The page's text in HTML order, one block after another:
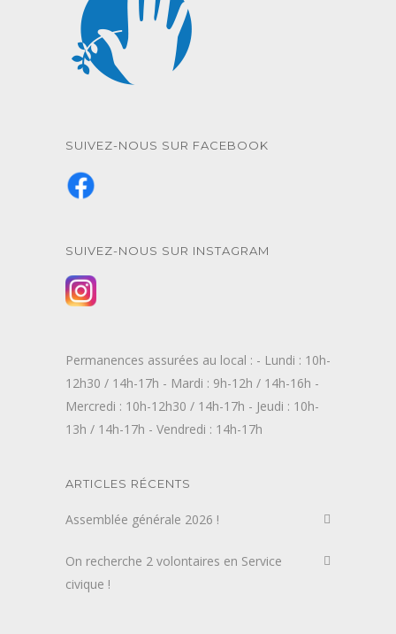
SUIVEZ-NOUS SUR FACEBOOK
SUIVEZ-NOUS SUR INSTAGRAM
Permanences assurées au local : - Lundi : 10h-
12h30 / 14h-17h - Mardi : 9h-12h / 14h-16h -
Mercredi : 10h-12h30 / 14h-17h - Jeudi : 10h-
13h / 14h-17h - Vendredi : 14h-17h
ARTICLES RÉCENTS
Assemblée générale 2026 !
On recherche 2 volontaires en Service
civique !